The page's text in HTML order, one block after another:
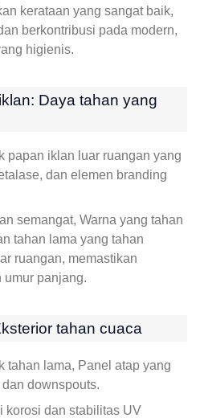
kerataan yang sangat baik,
berkontribusi pada modern,
higienis.
Daya tahan yang
papan iklan luar ruangan yang
dan elemen branding
semangat, Warna yang tahan
tahan lama yang tahan
ruangan, memastikan
umur panjang.
tahan cuaca
tahan lama, Panel atap yang
downspouts.
korosi dan stabilitas UV